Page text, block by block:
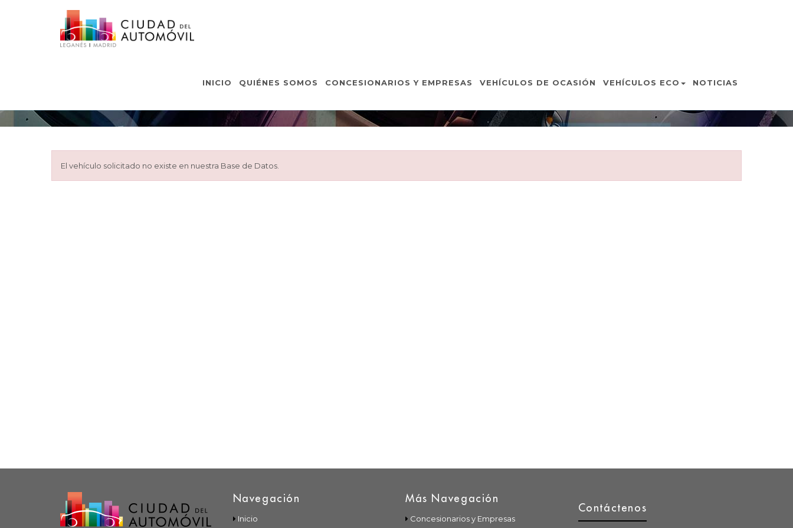
INICIO QUIÉNES SOMOS CONCESIONARIOS Y EMPRESAS VEHÍCULOS DE OCASIÓN VEHÍCULOS ECO NOTICIAS
VEHÍCULOS DE OCASIÓN
El vehículo solicitado no existe en nuestra Base de Datos.
Navegación
Inicio
Más Navegación
Concesionarios y Empresas
Contáctenos